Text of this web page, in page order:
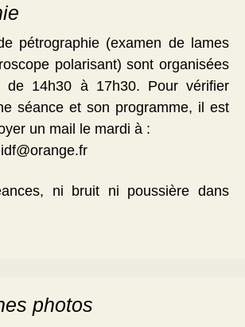
pétrographie (examen de lames
polarisant) sont organisées
de 14h30 à 17h30. Pour vérifier
séance et son programme, il est
un mail le mardi à :
ni bruit ni poussière dans
photos